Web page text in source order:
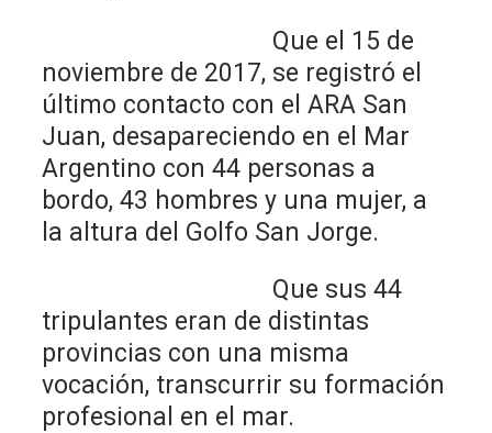
Que el 15 de
noviembre de 2017, se registró el
último contacto con el ARA San
Juan, desapareciendo en el Mar
Argentino con 44 personas a
bordo, 43 hombres y una mujer, a
la altura del Golfo San Jorge.
Que sus 44
tripulantes eran de distintas
provincias con una misma
vocación, transcurrir su formación
profesional en el mar.